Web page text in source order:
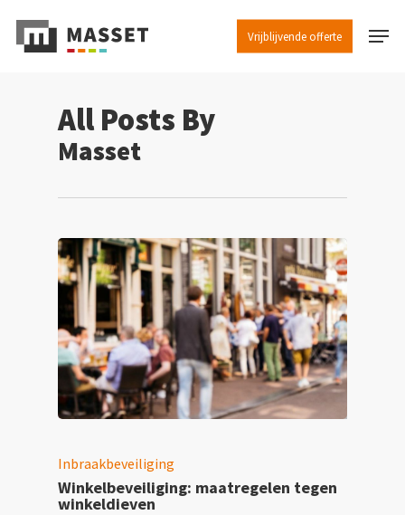
Vrijblijvende offerte Menu
All Posts By
Masset
Inbraakbeveiliging
Winkelbeveiliging: maatregelen tegen
winkeldieven